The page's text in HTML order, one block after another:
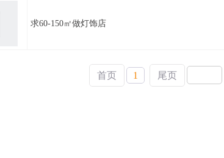
求60-150㎡做灯饰店
首页 1 尾页